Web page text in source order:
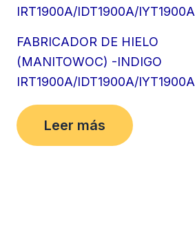
FABRICADOR DE HIELO
(MANITOWOC) -INDIGO
IRT1900A/IDT1900A/IYT1900A
Leer más